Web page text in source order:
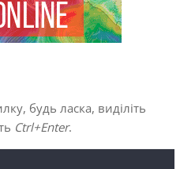
будь ласка, виділіть
Ctrl+Enter.